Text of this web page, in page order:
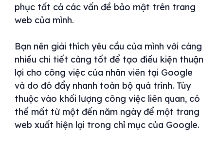
phục tất cả các vấn đề bảo mật trên trang
web của mình.
Bạn nên giải thích yêu cầu của mình với càng
nhiều chi tiết càng tốt để tạo điều kiện thuận
lợi cho công việc của nhân viên tại Google
và do đó đẩy nhanh toàn bộ quá trình. Tùy
thuộc vào khối lượng công việc liên quan, có
thể mất từ ​​một đến năm ngày để một trang
web xuất hiện lại trong chỉ mục của Google.